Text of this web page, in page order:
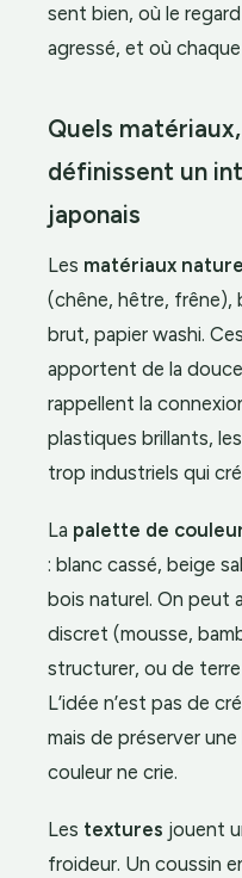
sent bien, où le
agressé, et où
Quels
définissent un
japonais
Les matériaux
(chêne, hêtre, frêne),
brut, papier washi.
apportent de la
rappellent la
plastiques brillants,
trop industriels qui
La palette de
: blanc cassé, beige
bois naturel. On peut
discret (mousse,
structurer, ou de
L’idée n’est pas de
mais de préserver
couleur ne crie.
Les textures jouent
froideur. Un coussin